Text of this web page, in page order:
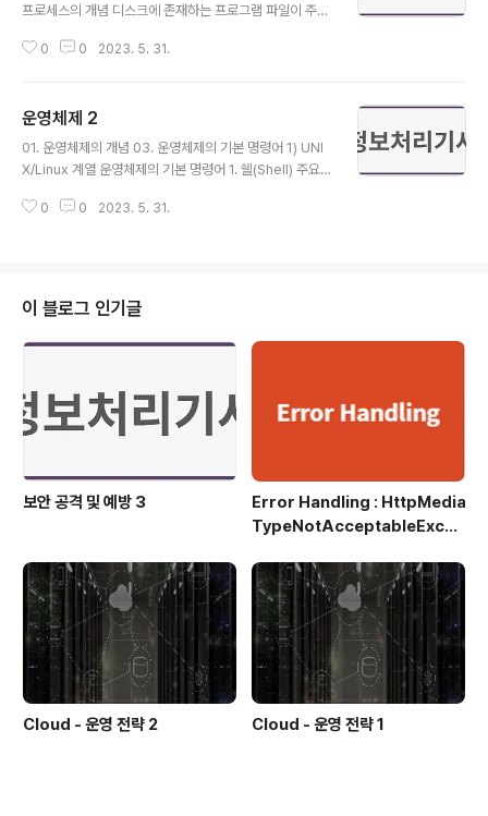
프로세스의 개념 디스크에 존재하는 프로그램 파일이 주기
프로세스의 정의 CPU에 의해서 현재 실행되고 있는 프로
세스를 수행하는 다중 프로그래밍 환경하에서 각 프로세스
를 구분하기 위한 프로세서 제어 블록 프로세서(CPU)가
할당되는 개체로서 디스패치가 가능한 단위 디스패치 : 준
당 받아 실행 상태로 변하는 시점 지정된 결과를 얻기 위한
0 0 2023. 5. 31.
운영체제 2
01. 운영체제의 개념 03. 운영체제의 기본 명령어 1) UNI
X/Linux 계열 운영체제의 기본 명령어 1. 쉘(Shell) 주요
연결하는 Command 창 세션별 변수를 설정, 운영체제를
원 등이 있음 UNIX/Linux는 최상위 유저를 CLI 환경에서
#으로, 일반 유저를 $로 표시함 명령어는 파일 및 디렉터
리 관리, 유저 관리, 권한 관리, 프로세스 관리, 통신 관련 등
0 0 2023. 5. 31.
이 블로그 인기글
보안 공격 및 예방 3
Error Handling : HttpMedia
TypeNotAcceptableExcep
Cloud - 운영 전략 2 Cloud - 운영 전략 1